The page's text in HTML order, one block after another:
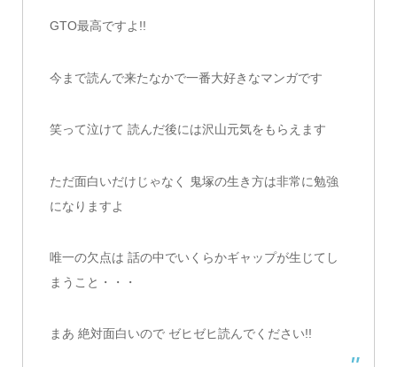
GTO最高ですよ!!
今まで読んで来たなかで一番大好きなマンガです
笑って泣けて 読んだ後には沢山元気をもらえます
ただ面白いだけじゃなく 鬼塚の生き方は非常に勉強
になりますよ
唯一の欠点は 話の中でいくらかギャップが生じてし
まうこと・・・
まあ 絶対面白いので ゼヒゼヒ読んでください!!